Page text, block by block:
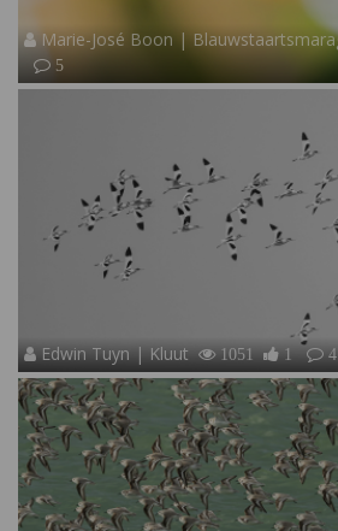
Marie-José Boon |
5
Edwin Tuyn | Kluut 1051 1 4